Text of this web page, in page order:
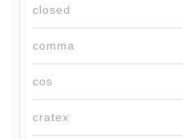
closed
comma
cos
cratex